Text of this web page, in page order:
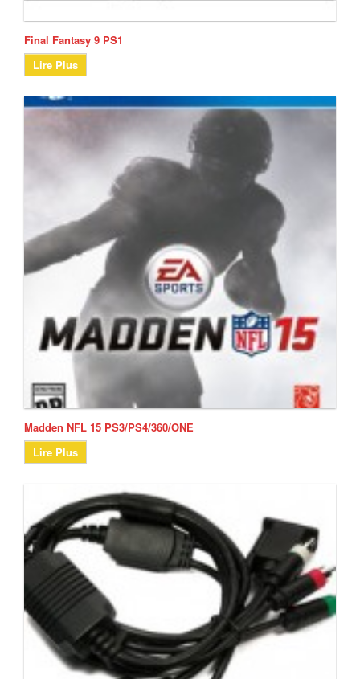
Final Fantasy 9 PS1
Lire Plus
Madden NFL 15 PS3/PS4/360/ONE
Lire Plus